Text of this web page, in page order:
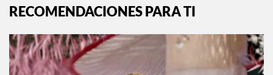
RECOMENDACIONES PARA TI